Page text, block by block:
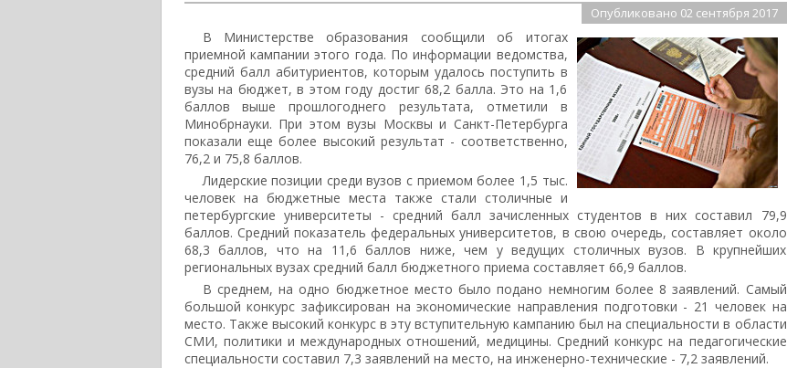
Опубликовано 02 сентября 2017
В Министерстве образования сообщили об итогах
приемной кампании этого года. По информации ведомства,
средний балл абитуриентов, которым удалось поступить в
вузы на бюджет, в этом году достиг 68,2 балла. Это на 1,6
баллов выше прошлогоднего результата, отметили в
Минобрнауки. При этом вузы Москвы и Санкт-Петербурга
показали еще более высокий результат - соответственно,
76,2 и 75,8 баллов.
Лидерские позиции среди вузов с приемом более 1,5 тыс.
человек на бюджетные места также стали столичные и
петербургские университеты - средний балл зачисленных студентов в них составил 79,9
баллов. Средний показатель федеральных университетов, в свою очередь, составляет около
68,3 баллов, что на 11,6 баллов ниже, чем у ведущих столичных вузов. В крупнейших
региональных вузах средний балл бюджетного приема составляет 66,9 баллов.
В среднем, на одно бюджетное место было подано немногим более 8 заявлений. Самый
большой конкурс зафиксирован на экономические направления подготовки - 21 человек на
место. Также высокий конкурс в эту вступительную кампанию был на специальности в области
СМИ, политики и международных отношений, медицины. Средний конкурс на педагогические
специальности составил 7,3 заявлений на место, на инженерно-технические - 7,2 заявлений.